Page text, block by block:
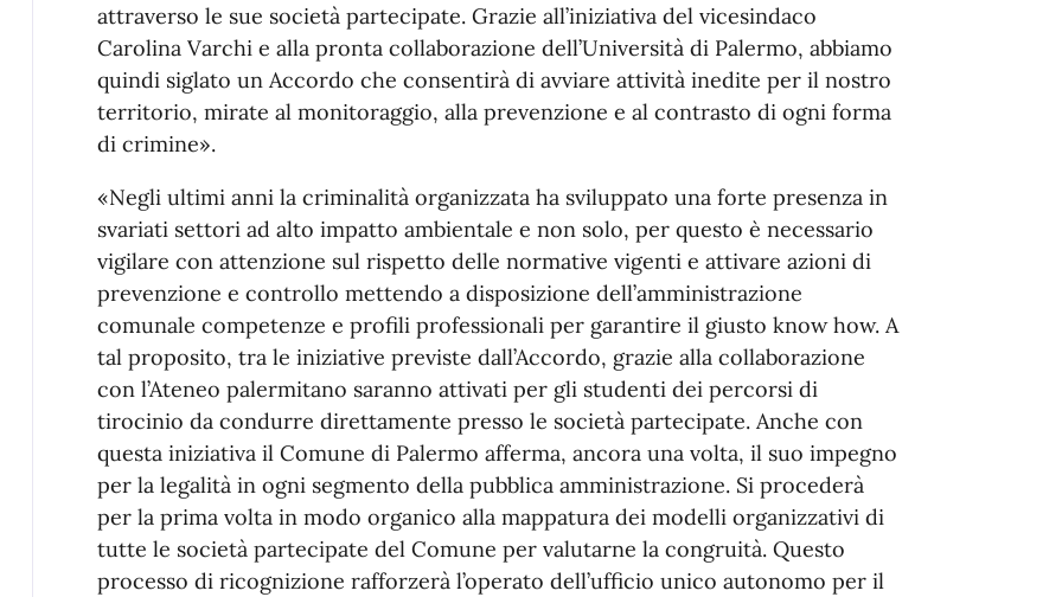
attraverso le sue società partecipate. Grazie all’iniziativa del vicesindaco
Carolina Varchi e alla pronta collaborazione dell’Università di Palermo, abbiamo
quindi siglato un Accordo che consentirà di avviare attività inedite per il nostro
territorio, mirate al monitoraggio, alla prevenzione e al contrasto di ogni forma
di crimine».
«Negli ultimi anni la criminalità organizzata ha sviluppato una forte presenza in
svariati settori ad alto impatto ambientale e non solo, per questo è necessario
vigilare con attenzione sul rispetto delle normative vigenti e attivare azioni di
prevenzione e controllo mettendo a disposizione dell’amministrazione
comunale competenze e profili professionali per garantire il giusto know how. A
tal proposito, tra le iniziative previste dall’Accordo, grazie alla collaborazione
con l’Ateneo palermitano saranno attivati per gli studenti dei percorsi di
tirocinio da condurre direttamente presso le società partecipate. Anche con
questa iniziativa il Comune di Palermo afferma, ancora una volta, il suo impegno
per la legalità in ogni segmento della pubblica amministrazione. Si procederà
per la prima volta in modo organico alla mappatura dei modelli organizzativi di
tutte le società partecipate del Comune per valutarne la congruità. Questo
processo di ricognizione rafforzerà l’operato dell’ufficio unico autonomo per il